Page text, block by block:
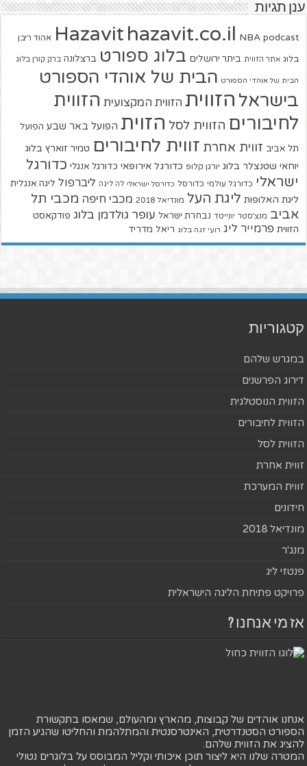
ענן תגיות
Hazavit hazavit.co.il NBA podcast אהוד ריבן
בלוג אתר הזווית ביתר ירושלים בלוג ספורט ברצלונה ברק קורן בלוג
הבית של אוהדי הספורט הבית של אוהדי הספורט
בישראל הזווית הזווית המקצועית הזווית
לחיבורים הזווית לסל הזוית הפועל באר שבע הפועל
תל אביב זווית אחרת זווית לחיבורים טמיר זוארץ בלוג
יוחאי שטנצלר בלוג יורגן קלופ כדורגל אירופאי כדורגל אנגלי כדורגל
ישראלי כדורגל עולמי כדורסל כדורסל ישראלי לה ליגה ליברפול ליגה אנגלית
ליגת האלופות ליגת העל מונדיאל 2018 מכבי חיפה מכבי תל
אביב מנצ'סטר יונייטד נבחרת ישראל עופר גולדמן בלוג פודקאסט
הזווית פרמייר ליג רועי זגה בלוג ריאל מדריד
קטגוריות
במגרש שלהם
דירוג הפרשנים
הזווית הנוסטלגית
הזווית לחיבורים
הזווית לסל
זווית אחרת
זווית המערכת
חידונים
מונדיאל 2018
מנג'ר
פנטזי ליג
פרויקט פתיחת הליגה הישראלית
אז מי אנחנו ?
אנחנו אוהדים של קבוצות, מהארץ ומהעולם, שמאסו בתקשורת
הספורט הסטנדרטית, האינטרסנטית והמתלהמת והחליטו שהגיע הזמן
להציג את הזווית שלהם.
המטרה שלנו היא ליצור תוכן איכותי וקליל המבוסס על בלוגרים נטולי